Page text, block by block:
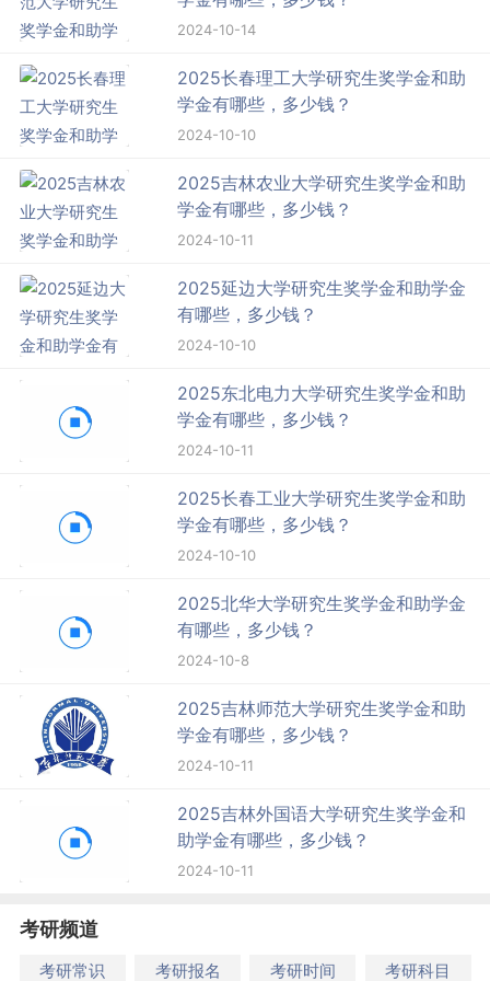
2024-10-14
2025长春理工大学研究生奖学金和助
学金有哪些，多少钱？
2024-10-10
2025吉林农业大学研究生奖学金和助
学金有哪些，多少钱？
2024-10-11
2025延边大学研究生奖学金和助学金
有哪些，多少钱？
2024-10-10
2025东北电力大学研究生奖学金和助
学金有哪些，多少钱？
2024-10-11
2025长春工业大学研究生奖学金和助
学金有哪些，多少钱？
2024-10-10
2025北华大学研究生奖学金和助学金
有哪些，多少钱？
2024-10-8
2025吉林师范大学研究生奖学金和助
学金有哪些，多少钱？
2024-10-11
2025吉林外国语大学研究生奖学金和
助学金有哪些，多少钱？
2024-10-11
考研频道
考研常识 考研报名 考研时间 考研科目